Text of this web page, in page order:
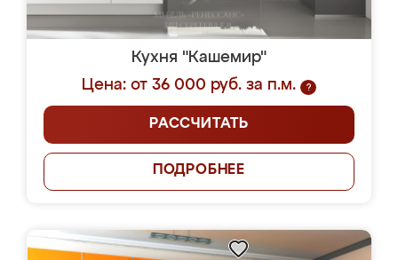
Кухня "Кашемир"
Цена: от 36 000 руб. за п.м.
?
РАССЧИТАТЬ
ПОДРОБНЕЕ